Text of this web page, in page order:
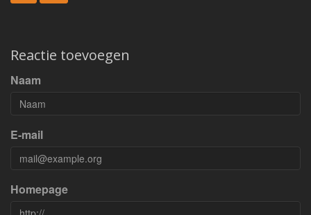
Reactie toevoegen
Naam
E-mail
Homepage